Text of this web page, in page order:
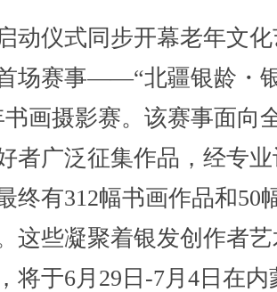
仪式同步开幕老年文化
场赛事——“北疆银龄・
书画摄影赛。该赛事面向
者广泛征集作品，经专
终有312幅书画作品和50
这些凝聚着银发创作者
将于6月29日-7月4日在内